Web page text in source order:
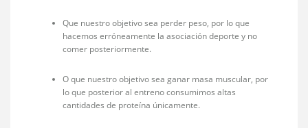
Que nuestro objetivo sea perder peso, por lo que
hacemos erróneamente la asociación deporte y no
comer posteriormente.
O que nuestro objetivo sea ganar masa muscular, por
lo que posterior al entreno consumimos altas
cantidades de proteína únicamente.